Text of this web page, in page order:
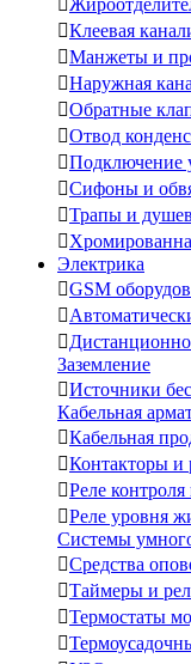
Клеевая
Манжеты и
Наружная
Обратные
Отвод
Подключение
Сифоны и
Трапы и

Электрика
GSM


Заземление
Источники
Кабельная
Кабельная
Контакторы и
Реле
Реле уровня
Системы
Средства
Таймеры и
Термостаты
